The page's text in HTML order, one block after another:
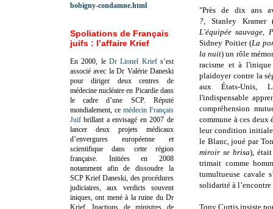
"Près de dix ans
?, Stanley Kramer
L'équipée sauvage,
Sidney Poitier (La
la nuit) un rôle
racisme et à
plaidoyer contre la
aux États-Unis,
l'indispensable
compréhension
commune à ces deux
leur condition initiale
le Blanc, joué par
miroir se brisa),
trimait comme
tumultueuse cavale
solidarité à l’encontre
Tony Curtis insiste
bobigny-condamne.html
Spoliations de Français
juifs : l’affaire Krief
En 2000, le Dr Lionel Kriefs’est
associé avec la Dr Valérie Daneski
pour diriger deux centres de
médecine nucléaire en Picardie dans
le cadre d’une SCP. Réputé
mondialement, ce médecin Français
Juif brillant a envisagé en 2007 de
lancer deux projets médicaux
d’envergures européenne et
scientifique dans cette région
française. Initiées en 2008
notamment afin de dissoudre la
SCP Krief Daneski, des procédures
judiciaires, aux verdicts souvent
iniques, ont mené à la ruine du Dr
Krief.Inactions de ministres de